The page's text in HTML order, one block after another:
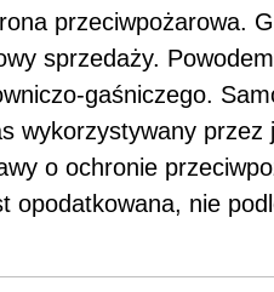
przeciwpożarowa.
sprzedaży.
gaśniczego.
wykorzystywany
o ochronie
opodatkowana, nie